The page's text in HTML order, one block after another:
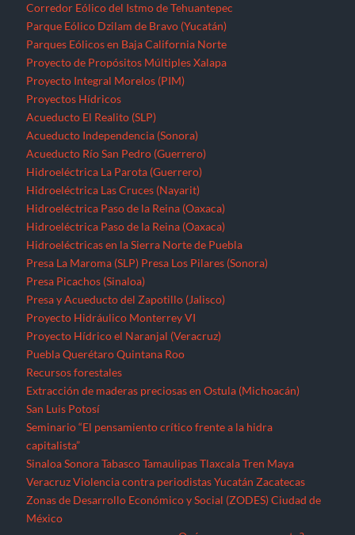
Corredor Eólico del Istmo de Tehuantepec
Parque Eólico Dzilam de Bravo (Yucatán)
Parques Eólicos en Baja California Norte
Proyecto de Propósitos Múltiples Xalapa
Proyecto Integral Morelos (PIM)
Proyectos Hídricos
Acueducto El Realito (SLP)
Acueducto Independencia (Sonora)
Acueducto Río San Pedro (Guerrero)
Hidroeléctrica La Parota (Guerrero)
Hidroeléctrica Las Cruces (Nayarit)
Hidroeléctrica Paso de la Reina (Oaxaca)
Hidroeléctrica Paso de la Reina (Oaxaca)
Hidroeléctricas en la Sierra Norte de Puebla
Presa La Maroma (SLP) Presa Los Pilares (Sonora)
Presa Picachos (Sinaloa)
Presa y Acueducto del Zapotillo (Jalisco)
Proyecto Hidráulico Monterrey VI
Proyecto Hídrico el Naranjal (Veracruz)
Puebla Querétaro Quintana Roo
Recursos forestales
Extracción de maderas preciosas en Ostula (Michoacán)
San Luis Potosí
Seminario “El pensamiento crítico frente a la hidra
capitalista”
Sinaloa Sonora Tabasco Tamaulipas Tlaxcala Tren Maya
Veracruz Violencia contra periodistas Yucatán Zacatecas
Zonas de Desarrollo Económico y Social (ZODES) Ciudad de
México